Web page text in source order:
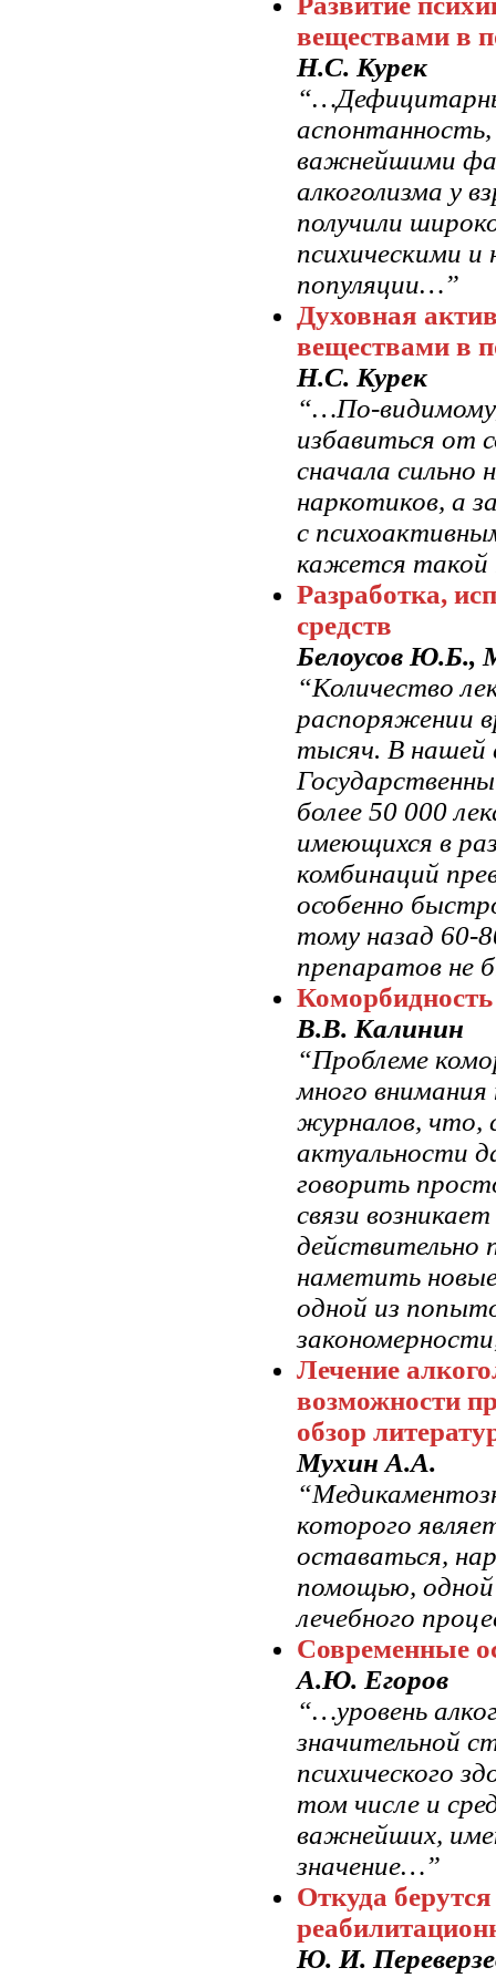
веществами в
Н.С. Курек
аспонтанность,
важнейшими
алкоголизма у
получили
психическими и
популяции…”
Духовная
веществами в
Н.С. Курек
“…По-
избавиться от
сначала
наркотиков, а
с
кажется такой
Разработка,
средств
Белоусов Ю.Б.,
“Количество
распоряжении
тысяч. В нашей
более 50 000
имеющихся в
комбинаций
особенно
тому назад 60-
препаратов не
В.В. Калинин
“Проблеме
много внимания
журналов, что,
актуальности
говорить
связи
действительно
наметить
одной из
Лечение
возможности
обзор
Мухин А.А.
которого
оставаться,
помощью,
лечебного
Современные
А.Ю. Егоров
“…уровень
значительной
психического
том числе и
важнейших,
значение…”
Откуда
Ю. И.